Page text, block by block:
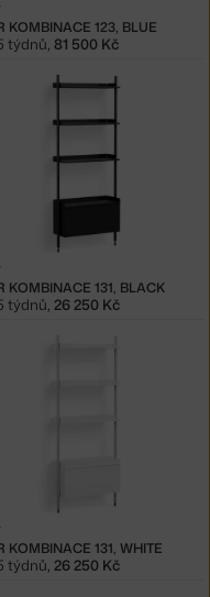
KOMBINACE 123, BLUE
týdnů, 81 500 Kč
KOMBINACE 131, BLACK
týdnů, 26 250 Kč
KOMBINACE 131, WHITE
týdnů, 26 250 Kč